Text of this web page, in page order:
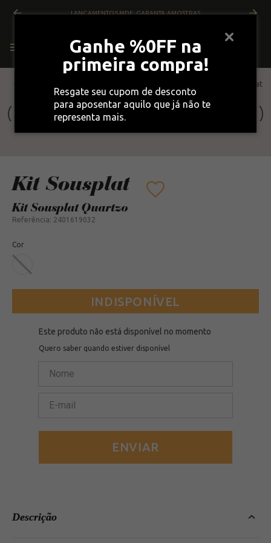
Ganhe %0FF na
primeira compra!
Resgate seu cupom de desconto
para aposentar aquilo que já não te
representa mais.
G-CLEAN LIMPA MDF, UNIDADE OU KIT
Kit Sousplat
Kit Sousplat
Kit Sousplat Quartzo
Referência: 2401619032
Cor
INDISPONÍVEL
Este produto não está disponível no momento
Quero saber quando estiver disponível
ENVIAR
Descrição